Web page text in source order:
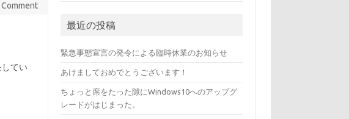
てい
最近の投稿
緊急事態宣言の発令による臨時休業のお知らせ
あけましておめでとうございます！
ちょっと席をたった隙にWindows10へのアップグ
レードがはじまった。